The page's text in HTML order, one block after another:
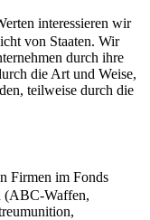
interessieren wir
von Staaten. Wir
durch ihre
die Art und Weise,
teilweise durch die
Firmen im Fonds
(ABC-Waffen,